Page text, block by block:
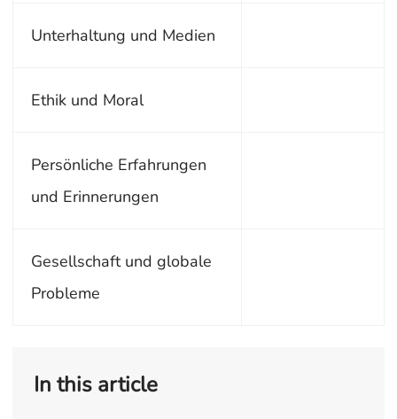
Unterhaltung und Medien
Ethik und Moral
Persönliche Erfahrungen
und Erinnerungen
Gesellschaft und globale
Probleme
In this article